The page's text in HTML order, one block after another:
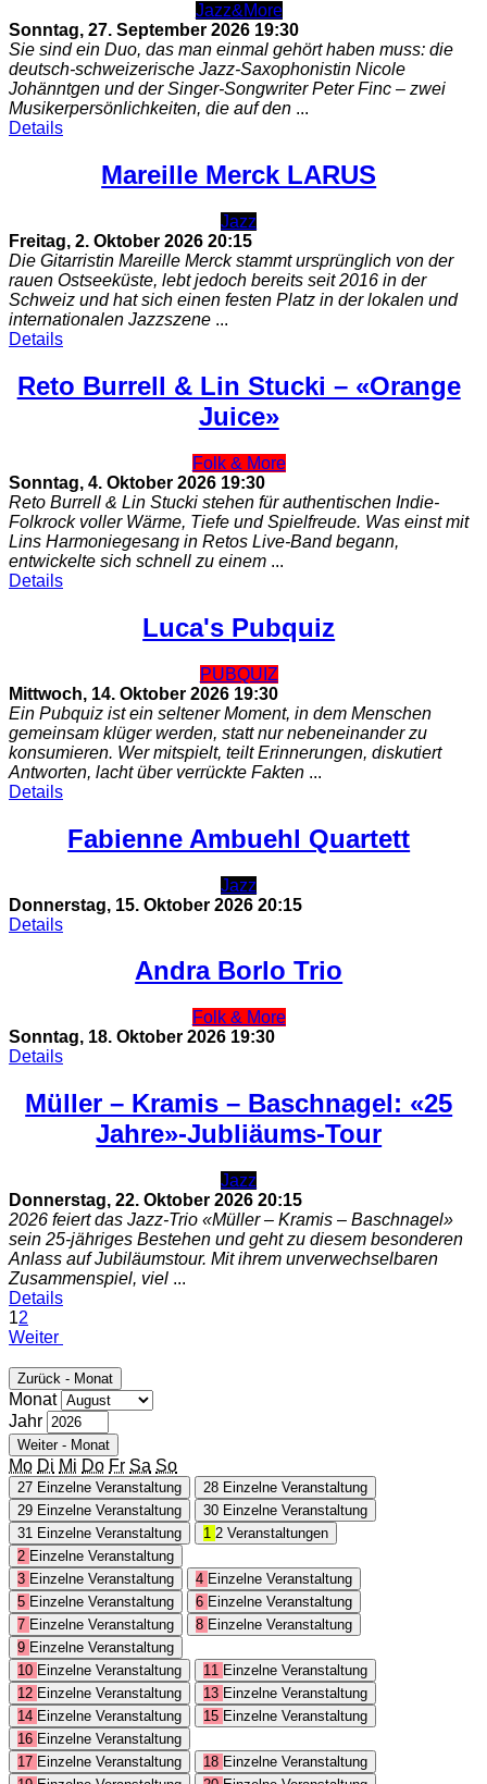
Jazz&More
Sonntag, 27. September 2026 19:30
Sie sind ein Duo, das man einmal gehört haben muss: die
deutsch-schweizerische Jazz-Saxophonistin Nicole
Johänntgen und der Singer-Songwriter Peter Finc – zwei
Musikerpersönlichkeiten, die auf den ...
Details
Mareille Merck LARUS
Jazz
Freitag, 2. Oktober 2026 20:15
Die Gitarristin Mareille Merck stammt ursprünglich von der
rauen Ostseeküste, lebt jedoch bereits seit 2016 in der
Schweiz und hat sich einen festen Platz in der lokalen und
internationalen Jazzszene ...
Details
Reto Burrell & Lin Stucki – «Orange
Juice»
Folk & More
Sonntag, 4. Oktober 2026 19:30
Reto Burrell & Lin Stucki stehen für authentischen Indie-
Folkrock voller Wärme, Tiefe und Spielfreude. Was einst mit
Lins Harmoniegesang in Retos Live-Band begann,
entwickelte sich schnell zu einem ...
Details
Luca's Pubquiz
PUBQUIZ
Mittwoch, 14. Oktober 2026 19:30
Ein Pubquiz ist ein seltener Moment, in dem Menschen
gemeinsam klüger werden, statt nur nebeneinander zu
konsumieren. Wer mitspielt, teilt Erinnerungen, diskutiert
Antworten, lacht über verrückte Fakten ...
Details
Fabienne Ambuehl Quartett
Jazz
Donnerstag, 15. Oktober 2026 20:15
Details
Andra Borlo Trio
Folk & More
Sonntag, 18. Oktober 2026 19:30
Details
Müller – Kramis – Baschnagel: «25
Jahre»-Jubliäums-Tour
Jazz
Donnerstag, 22. Oktober 2026 20:15
2026 feiert das Jazz-Trio «Müller – Kramis – Baschnagel»
sein 25-jähriges Bestehen und geht zu diesem besonderen
Anlass auf Jubiläumstour. Mit ihrem unverwechselbaren
Zusammenspiel, viel ...
Details
12
Weiter
Zurück - Monat
Monat
Jahr
Weiter - Monat
Mo Di Mi Do Fr Sa So
27 Einzelne Veranstaltung 28 Einzelne Veranstaltung
29 Einzelne Veranstaltung 30 Einzelne Veranstaltung
31 Einzelne Veranstaltung 1 2 Veranstaltungen
2 Einzelne Veranstaltung
3 Einzelne Veranstaltung 4 Einzelne Veranstaltung
5 Einzelne Veranstaltung 6 Einzelne Veranstaltung
7 Einzelne Veranstaltung 8 Einzelne Veranstaltung
9 Einzelne Veranstaltung
10 Einzelne Veranstaltung 11 Einzelne Veranstaltung
12 Einzelne Veranstaltung 13 Einzelne Veranstaltung
14 Einzelne Veranstaltung 15 Einzelne Veranstaltung
16 Einzelne Veranstaltung
17 Einzelne Veranstaltung 18 Einzelne Veranstaltung